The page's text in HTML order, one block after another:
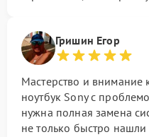
Гришин Егор
Мастерство и внимание
ноутбук Sony с
нужна полная замена
не только быстро